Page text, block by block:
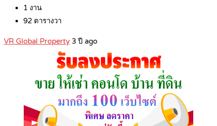
1 งาน
92 ตารางวา
VR Global Property 3 ปี ago